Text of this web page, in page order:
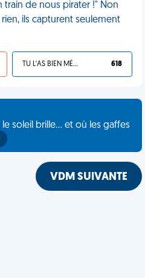
train de nous pirater !" Non
ils capturent seulement
TU L'AS BIEN MÉRITÉ 618
soleil brille... et où les gaffes
VDM SUIVANTE